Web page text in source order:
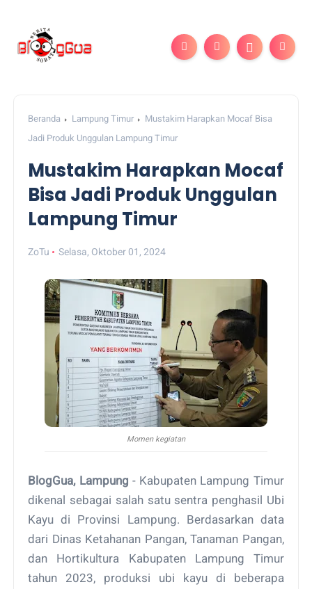
Beranda Lampung Timur
Mustakim Harapkan Mocaf Bisa
Jadi Produk Unggulan Lampung Timur
Mustakim Harapkan Mocaf
Bisa Jadi Produk Unggulan
Lampung Timur
ZoTu Selasa, Oktober 01, 2024
Momen kegiatan
BlogGua, Lampung - Kabupaten Lampung Timur
dikenal sebagai salah satu sentra penghasil Ubi
Kayu di Provinsi Lampung. Berdasarkan data
dari Dinas Ketahanan Pangan, Tanaman Pangan,
dan Hortikultura Kabupaten Lampung Timur
tahun 2023, produksi ubi kayu di beberapa